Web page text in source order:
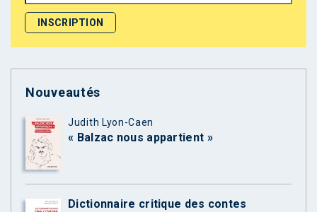
Nouveautés
Judith Lyon-Caen
« Balzac nous appartient »
Dictionnaire critique des contes